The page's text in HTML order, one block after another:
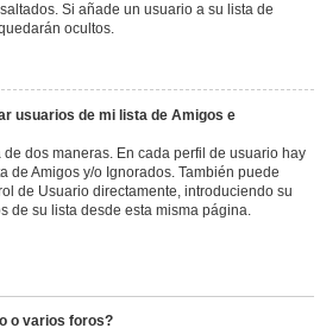
Si añade un usuario a su lista de
ocultos.
usuarios de mi lista de Amigos e
dos maneras. En cada perfil de usuario hay
de Amigos y/o Ignorados. También puede
de Usuario directamente, introduciendo su
de su lista desde esta misma página.
o varios foros?